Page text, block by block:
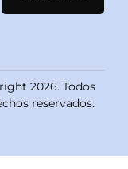
2026. Todos
reservados.